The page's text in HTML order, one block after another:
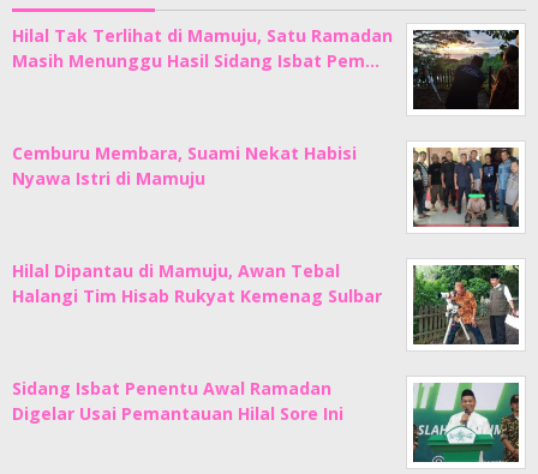
Hilal Tak Terlihat di Mamuju, Satu Ramadan
Masih Menunggu Hasil Sidang Isbat Pem…
Cemburu Membara, Suami Nekat Habisi
Nyawa Istri di Mamuju
Hilal Dipantau di Mamuju, Awan Tebal
Halangi Tim Hisab Rukyat Kemenag Sulbar
Sidang Isbat Penentu Awal Ramadan
Digelar Usai Pemantauan Hilal Sore Ini